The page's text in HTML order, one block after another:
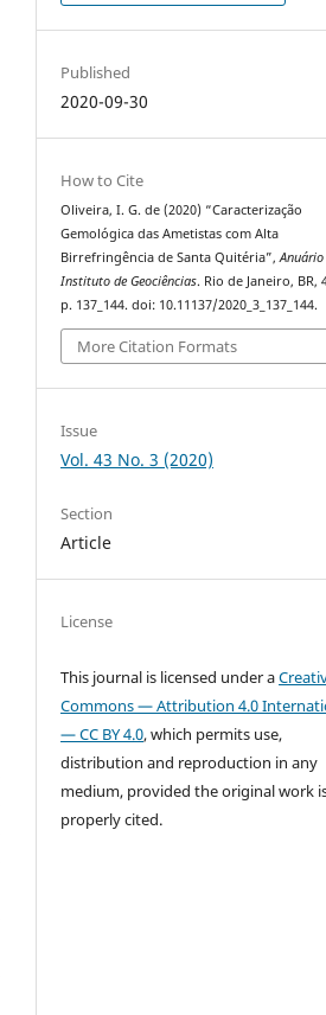
Published
2020-09-30
How to Cite
Oliveira, I. G. de (2020) “Caracterização
Gemológica das Ametistas com Alta
Birrefringência de Santa Quitéria”,
Instituto de Geociências. Rio de Janeiro, BR,
p. 137_144. doi: 10.11137/2020_3_137_144.
More Citation Formats
Issue
Vol. 43 No. 3 (2020)
Section
Article
License
This journal is licensed under a
Commons — Attribution 4.0
— CC BY 4.0, which permits use,
distribution and reproduction in any
medium, provided the original work
properly cited.